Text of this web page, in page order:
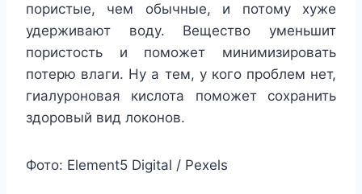
пористые, чем обычные, и потому хуже
удерживают воду. Вещество уменьшит
пористость и поможет минимизировать
потерю влаги. Ну а тем, у кого проблем нет,
гиалуроновая кислота поможет сохранить
здоровый вид локонов.
Фото: Element5 Digital / Pexels